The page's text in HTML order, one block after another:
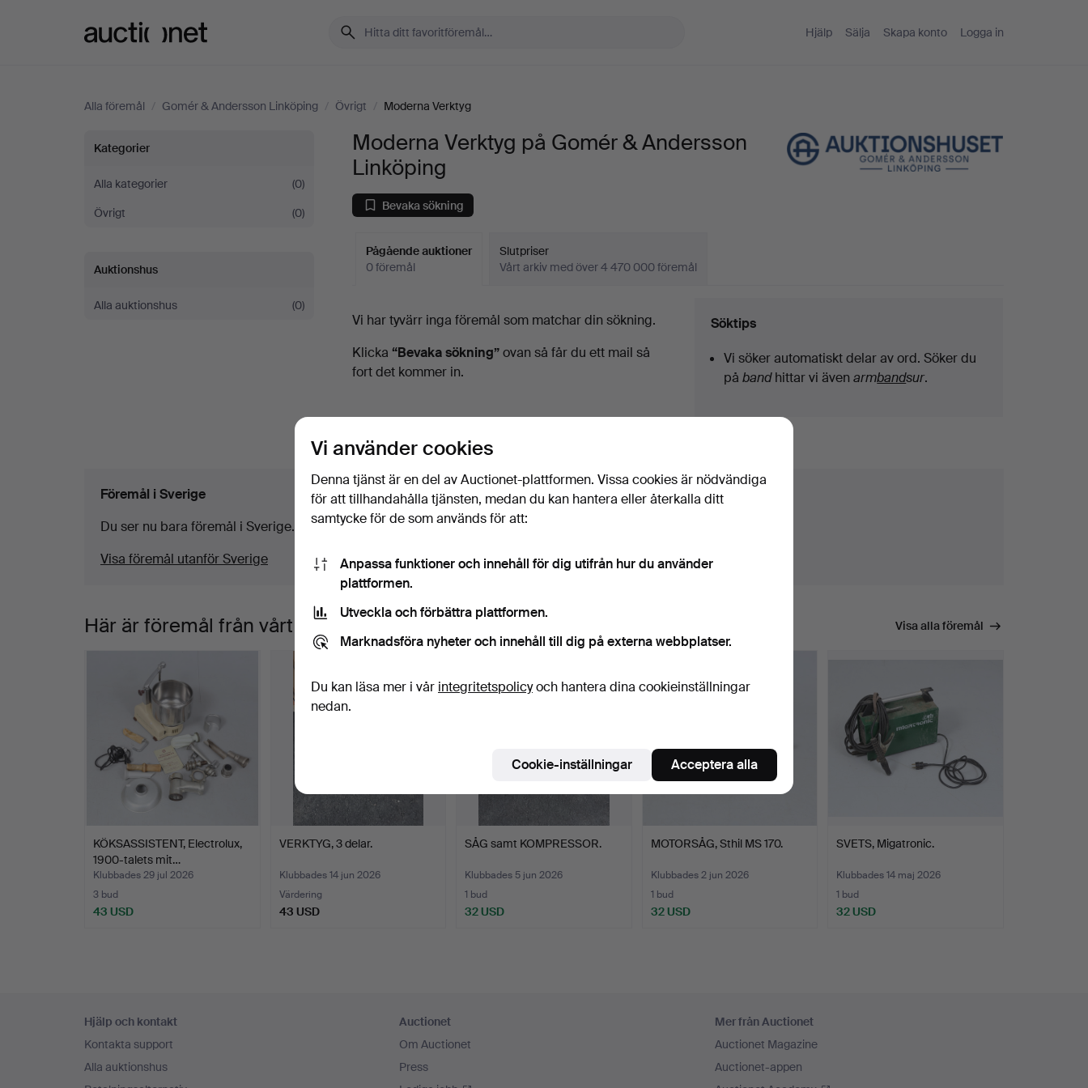
Hjälp Sälja Skapa konto Logga in
Alla föremål / Gomér & Andersson Linköping / Övrigt / Moderna Verktyg
Moderna
Verktyg
på
Gomér
&
Kategorier
Alla kategorier
(0)
Övrigt
(0)
Auktionshus
Alla auktionshus (0)
Moderna Verktyg på Gomér & Andersson
Linköping
Bevaka sökning
Pågående auktioner
0 föremål
Slutpriser
Vårt arkiv med över 4 470 000 föremål
Pågående
Vi har tyvärr inga föremål som matchar din sökning.
Klicka “Bevaka sökning”ovan så får du ett mail så
fort det kommer in.
Söktips
Vi söker automatiskt delar av ord. Söker du
påbandhittar vi ävenarmbandsur.
Föremål i Sverige
Du ser nu bara föremål i Sverige. Vi har transporter till fast pris för alla föremål.
Visa föremål utanför Sverige
Här är föremål från vårt arkiv som matchar din sökning Visa alla föremål
KÖKSASSISTENT, Electrolux,
1900-talets mit…
Klubbades 29 jul 2026
3 bud
43 USD
VERKTYG, 3 delar.
Klubbades 14 jun 2026
Värdering
43 USD
SÅG samt KOMPRESSOR.
Klubbades 5 jun 2026
1 bud
32 USD
MOTORSÅG, Sthil MS 170.
Klubbades 2 jun 2026
1 bud
32 USD
SVETS, Migatronic.
Klubbades 14 maj 2026
1 bud
32 USD
Hjälp och kontakt
Kontakta support
Alla auktionshus
Auctionet
Om Auctionet
Press
Mer från Auctionet
Auctionet Magazine
Auctionet-appen
Vi använder cookies
Denna tjänst är en del av Auctionet-plattformen. Vissa cookies är nödvändiga
för att tillhandahålla tjänsten, medan du kan hantera eller återkalla ditt
samtycke för de som används för att:
Anpassa funktioner och innehåll för dig utifrån hur du använder
plattformen.
Utveckla och förbättra plattformen.
Marknadsföra nyheter och innehåll till dig på externa webbplatser.
Du kan läsa mer i vår integritetspolicyoch hantera dina cookieinställningar
nedan.
Cookie-inställningar Acceptera alla